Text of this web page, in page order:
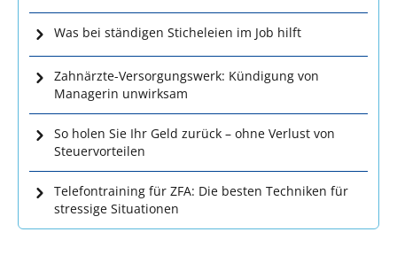
Was bei ständigen Sticheleien im Job hilft
Zahnärzte-Versorgungswerk: Kündigung von
Managerin unwirksam
So holen Sie Ihr Geld zurück – ohne Verlust von
Steuervorteilen
Telefontraining für ZFA: Die besten Techniken für
stressige Situationen